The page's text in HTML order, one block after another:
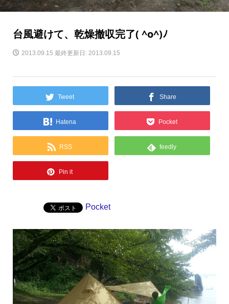
台風避けて、乾燥撤収完了( ^o^)ﾉ
2013.09.15 最終更新日: 2013.09.15
Tweet Share
Hatena Pocket
RSS feedly
Pin it
Pocket